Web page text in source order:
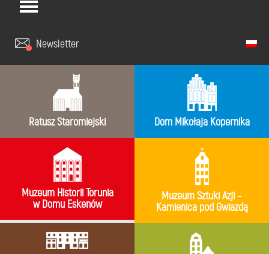
Newsletter
Ratusz Staromiejski Dom Mikołaja Kopernika
Muzeum Historii Torunia
w Domu Eskenów
Muzeum Sztuki Azji –
Kamienica pod Gwiazdą